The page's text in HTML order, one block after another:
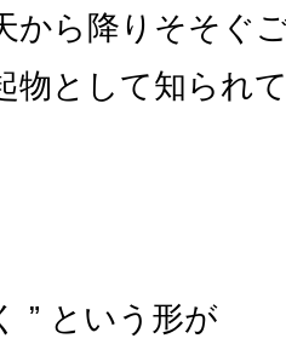
から降りそそぐ
物として知られ
” という形が